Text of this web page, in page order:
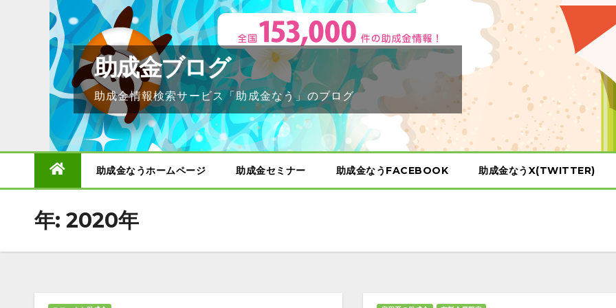
助成金ブログ
助成金情報検索サービス「助成金なう」のブログ
助成金なうホームページ 助成金セミナー 助成金なうFACEBOOK 助成金なうX(TWITTER)
年: 2020年